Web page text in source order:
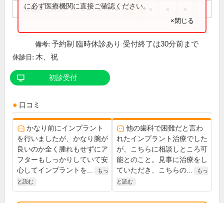
14:30～20:00 ● ● ●
に必ず医療機関に直接ご確認ください。
×閉じる
備考: 予約制 臨時休診あり 受付終了は30分前まで
休診日: 木、祝
初診受付
口コミ
かなり前にインプラント
を行いましたが、かなり腕が
良いのか全く腫れもせずにア
フターもしっかりしていて安
心してインプラントを...
もっ
と読む
他の歯科で困難だと言わ
れたインプラント治療でした
が、こちらに相談しところ可
能とのこと。見事に治療をし
ていただき、こちらの...
もっ
と読む